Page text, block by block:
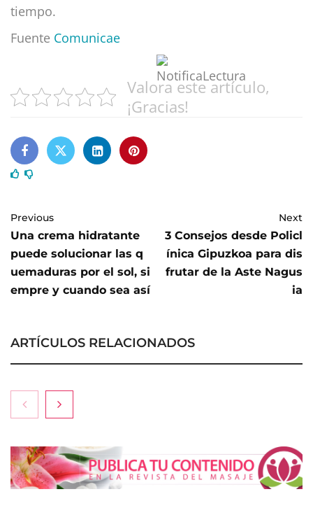
tiempo.
Fuente Comunicae
Valora este artículo,
¡Gracias!
Previous
Una crema hidratante
puede solucionar las q
uemaduras por el sol, si
empre y cuando sea así
Next
3 Consejos desde Policl
ínica Gipuzkoa para dis
frutar de la Aste Nagus
ia
ARTÍCULOS RELACIONADOS